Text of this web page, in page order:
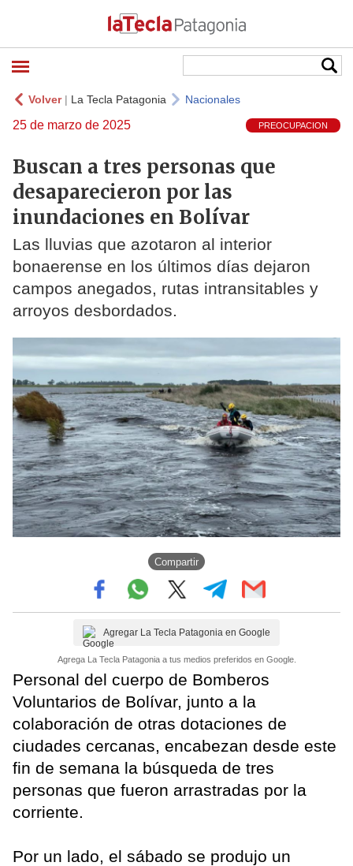
Volver| La Tecla Patagonia Nacionales
25 de marzo de 2025 PREOCUPACION
Buscan a tres personas que
desaparecieron por las
inundaciones en Bolívar
Las lluvias que azotaron al interior
bonaerense en los últimos días dejaron
campos anegados, rutas intransitables y
arroyos desbordados.
Compartir
Agregar La Tecla Patagonia en Google
Agrega La Tecla Patagonia a tus medios preferidos en Google.
Personal del cuerpo de Bomberos
Voluntarios de Bolívar, junto a la
colaboración de otras dotaciones de
ciudades cercanas, encabezan desde este
fin de semana la búsqueda de tres
personas que fueron arrastradas por la
corriente.
Por un lado, el sábado se produjo un